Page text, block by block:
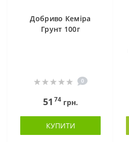
Добриво Кеміра
Грунт 100г
0
51 74 грн.
КУПИТИ